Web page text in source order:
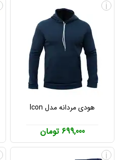
هودی مردانه مدل Icon
699,000 تومان
i
i